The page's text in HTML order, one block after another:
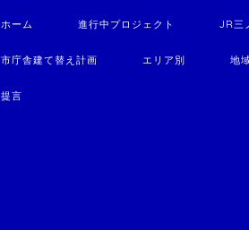
ホーム 進行中プロジェクト JR三
市庁舎建て替え計画 エリア別 地
提言